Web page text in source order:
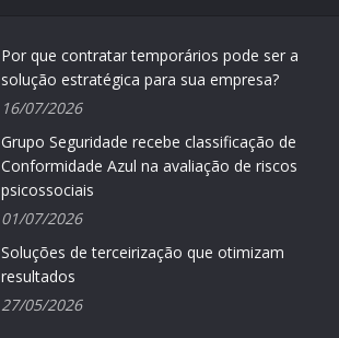
Por que contratar temporários pode ser a
solução estratégica para sua empresa?
16/07/2026
Grupo Seguridade recebe classificação de
Conformidade Azul na avaliação de riscos
psicossociais
01/07/2026
Soluções de terceirização que otimizam
resultados
27/05/2026